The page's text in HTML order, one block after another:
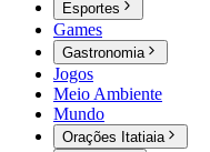
Esportes
Games
Gastronomia
Jogos
Meio Ambiente
Mundo
Orações Itatiaia